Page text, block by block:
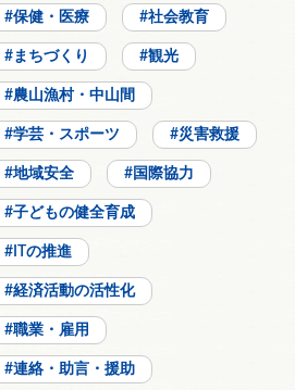
保健・医療 社会教育
まちづくり 観光
農山漁村・中山間
学芸・スポーツ 災害救援
地域安全 国際協力
子どもの健全育成
ITの推進
経済活動の活性化
職業・雇用
連絡・助言・援助